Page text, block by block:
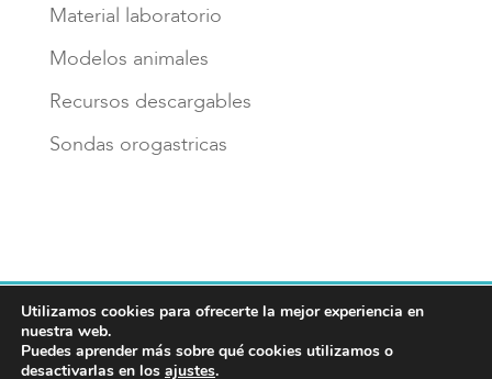
Material laboratorio
Modelos animales
Recursos descargables
Sondas orogastricas
Aviso legal
Política de privacidad
Política de cookies
Utilizamos cookies para ofrecerte la mejor experiencia en
nuestra web.
Puedes aprender más sobre qué cookies utilizamos o
desactivarlas en los ajustes.